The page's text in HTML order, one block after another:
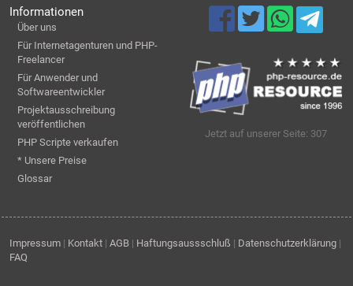
Informationen
Über uns
Für Internetagenturen und PHP-
Freelancer
Für Anwender und
Softwareentwickler
Projektausschreibung
veröffentlichen
PHP Scripte verkaufen
* Unsere Preise
Glossar
Jetzt auf unserer Seite: 307
Impressum | Kontakt | AGB | Haftungsaussschluß | Datenschutzerklärung |
FAQ